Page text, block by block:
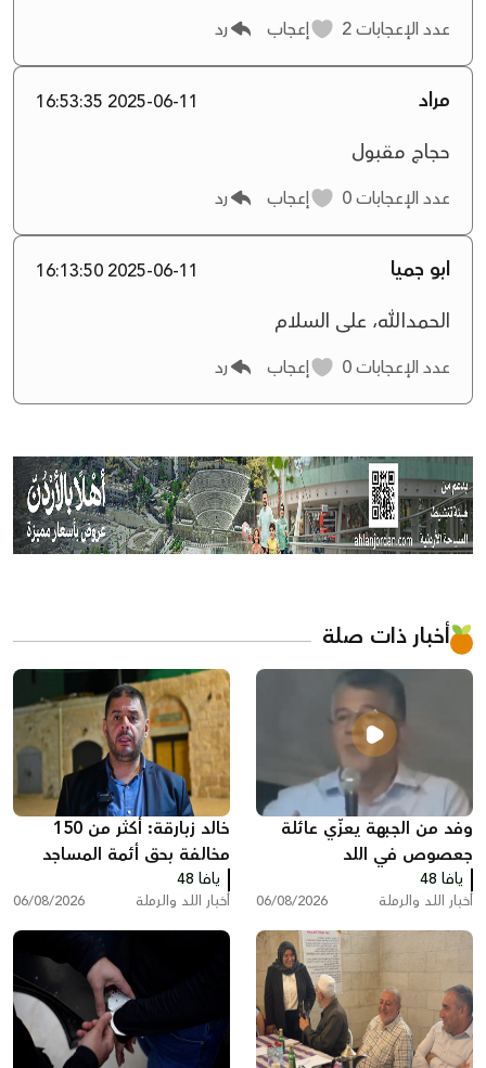
عدد الإعجابات إعجاب رد
مراد 2025-06-11 16:53:35
حجاج مقبول
عدد الإعجابات إعجاب رد
ابو جميا 2025-06-11 16:13:50
الحمدالله، على السلام
عدد الإعجابات إعجاب رد
أخبار ذات صلة
وفد من الجبهة يعزّي عائلة
جعصوص في اللد
يافا 48
أخبار اللد والرملة 06/08/2026
خالد زبارقة: أكثر من 150
مخالفة بحق أئمة المساجد
بسبب رفع الأذان في اللد
يافا 48
أخبار اللد والرملة 06/08/2026